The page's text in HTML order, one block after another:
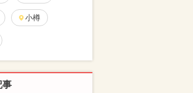
小樽
事